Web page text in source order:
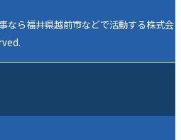
ら福井県越前市などで活動する株式会